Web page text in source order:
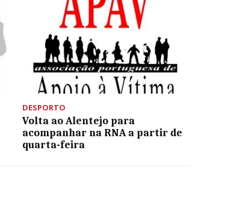
DESPORTO
Volta ao Alentejo para
acompanhar na RNA a partir de
quarta-feira